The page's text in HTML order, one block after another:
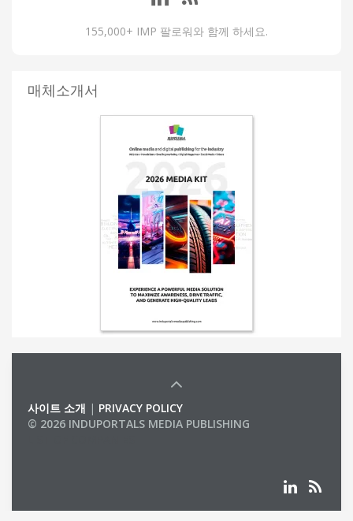
155,000+ IMP 팔로워와 함께 하세요.
매체소개서
사이트 소개 | PRIVACY POLICY
© 2026 INDUPORTALS MEDIA PUBLISHING